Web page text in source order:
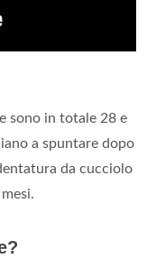
sono in totale 28 e
a spuntare dopo
da cucciolo